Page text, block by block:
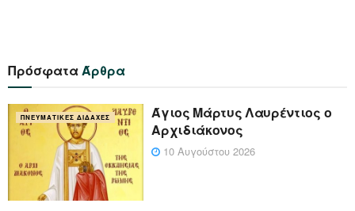
ΠρόσφαταΆρθρα
ΠΝΕΥΜΑΤΙΚΈΣ ΔΙΔΑΧΈΣ
Άγιος Μάρτυς Λαυρέντιος ο
Αρχιδιάκονος
10 Αυγούστου 2026